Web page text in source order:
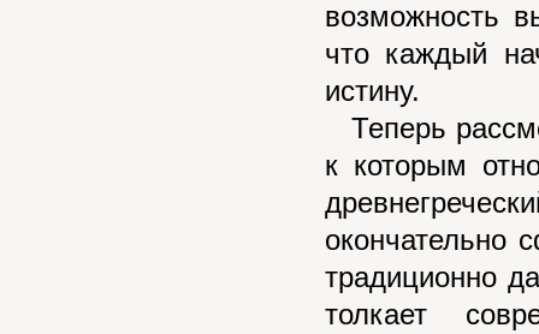
возможность
что каждый
истину.
Теперь
к которым
окончательно
традиционно
толкает